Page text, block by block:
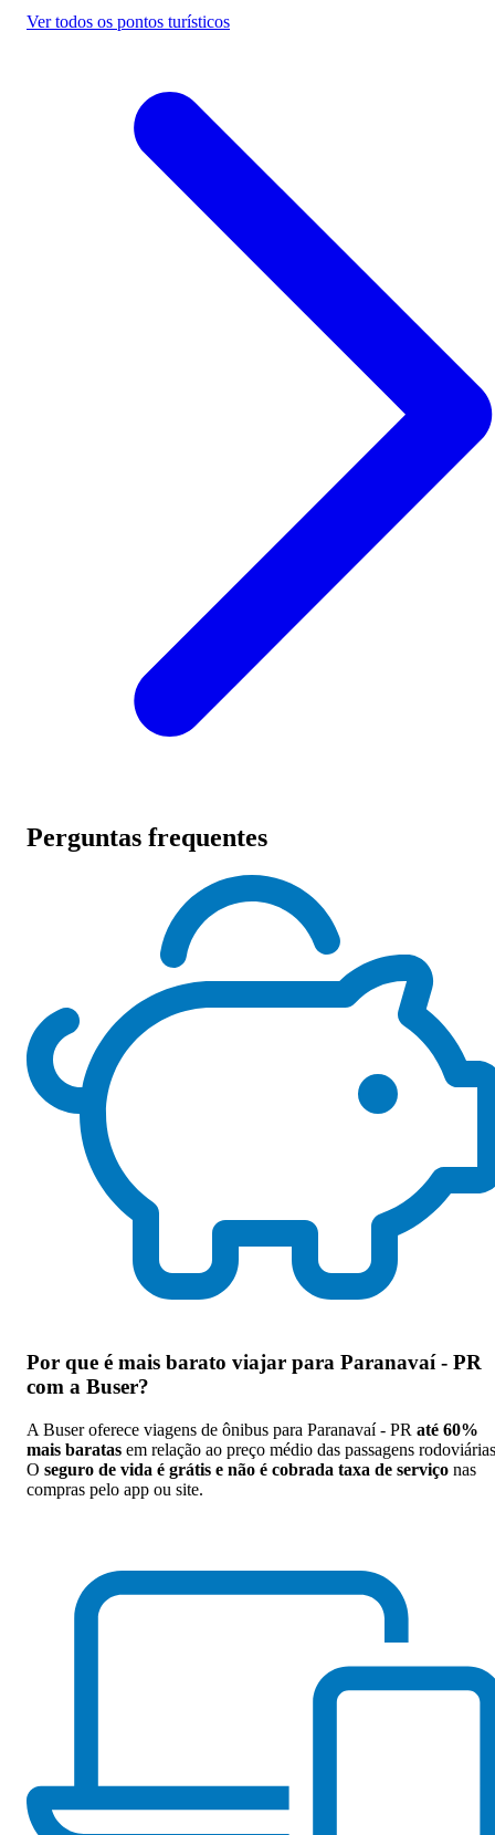
Ver todos os pontos turísticos
Perguntas frequentes
Por que é mais barato viajar para Paranavaí - PR
com a Buser?
A Buser oferece viagens de ônibus para Paranavaí - PR até 60%
mais baratas em relação ao preço médio das passagens
O seguro de vida é grátis e não é cobrada taxa de serviço nas
compras pelo app ou site.